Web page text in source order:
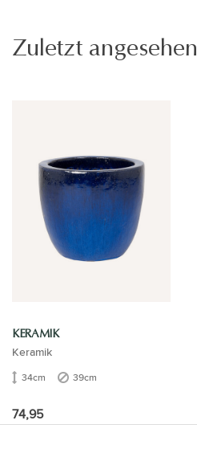
Zuletzt angesehen
KERAMIK
Keramik
34cm 39cm
74,95